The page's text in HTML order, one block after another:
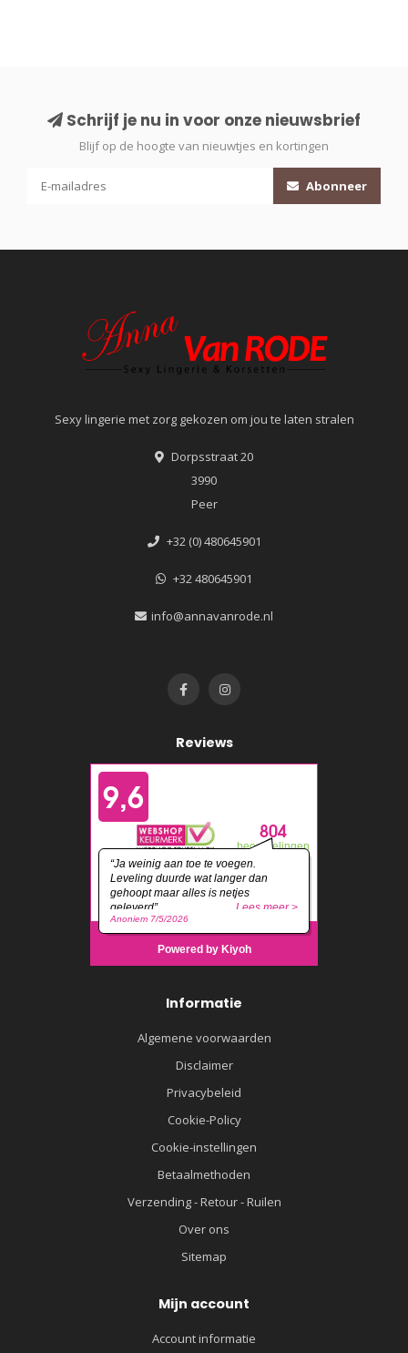
Schrijf je nu in voor onze nieuwsbrief
Blijf op de hoogte van nieuwtjes en kortingen
Abonneer
Sexy lingerie met zorg gekozen om jou te laten stralen
Dorpsstraat 20
3990
Peer
+32 (0) 480645901
+32 480645901
info@annavanrode.nl
Reviews
Informatie
Algemene voorwaarden
Disclaimer
Privacybeleid
Cookie-Policy
Cookie-instellingen
Betaalmethoden
Verzending - Retour - Ruilen
Over ons
Sitemap
Mijn account
Account informatie